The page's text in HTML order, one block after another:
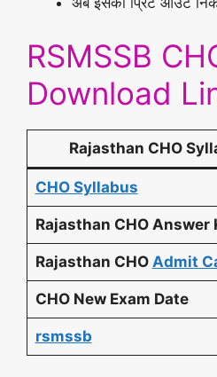
RSMSSB
Download
Rajasthan CHO
CHO Syllabus
Rajasthan CHO Answer
Rajasthan CHO Admit
CHO New Exam Date
rsmssb